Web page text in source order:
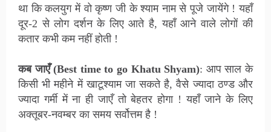
था कि कलयुग में वो कृष्ण जी के श्याम नाम से पूजे जायेंगे ! यहाँ
दूर-2 से लोग दर्शन के लिए आते है,यहाँ आने वाले लोगों की
कतार कभी कम नहीं होती !
कब जाएँ (Best time to go Khatu Shyam): आप साल के
किसी भी महीने में खाटूश्याम जासकते है, वैसे ज्यादा ठण्ड और
ज्यादा गर्मी में ना ही जाएँ तो बेहतर होगा !यहाँ जाने के लिए
अक्तूबर-नवम्बर का समय सर्वोत्तम है !